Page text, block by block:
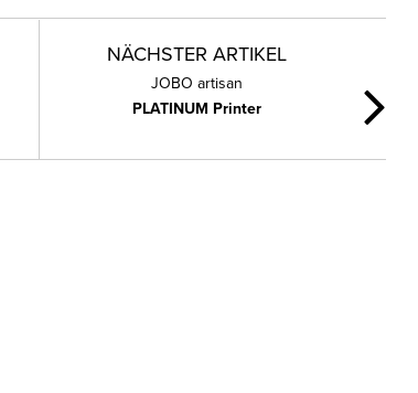
NÄCHSTER ARTIKEL
JOBO artisan
PLATINUM Printer